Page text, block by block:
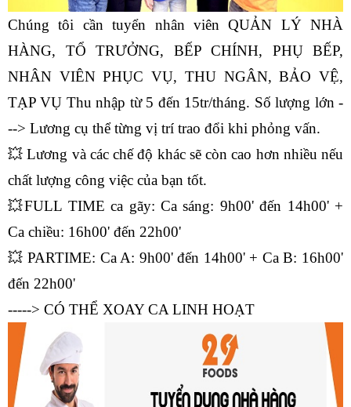
Chúng tôi cần tuyển nhân viên QUẢN LÝ NHÀ
HÀNG, TỔ TRƯỞNG, BẾP CHÍNH, PHỤ BẾP,
NHÂN VIÊN PHỤC VỤ, THU NGÂN, BẢO VỆ,
TẠP VỤ Thu nhập từ 5 đến 15tr/tháng. Số lượng lớn -
--> Lương cụ thể từng vị trí trao đổi khi phỏng vấn.
💥 Lương và các chế độ khác sẽ còn cao hơn nhiều nếu
chất lượng công việc của bạn tốt.
💥FULL TIME ca gãy: Ca sáng: 9h00' đến 14h00' +
Ca chiều: 16h00' đến 22h00'
💥 PARTIME: Ca A: 9h00' đến 14h00' + Ca B: 16h00'
đến 22h00'
-----> CÓ THỂ XOAY CA LINH HOẠT